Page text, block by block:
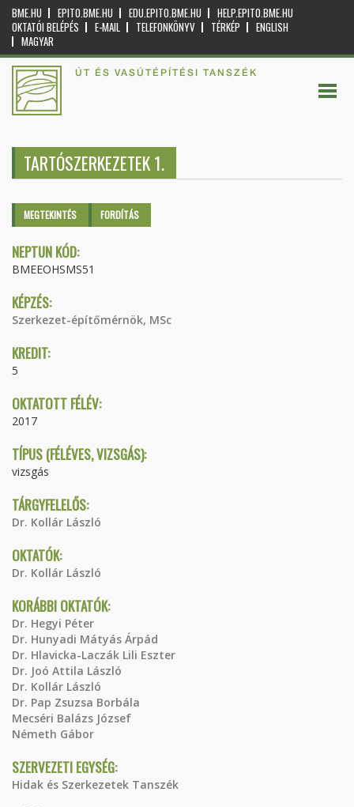
BME.HU EPITO.BME.HU EDU.EPITO.BME.HU
HELP.EPITO.BME.HU
OKTATÓI BELÉPÉS
E-MAIL TELEFONKÖNYV TÉRKÉP
ENGLISH
MAGYAR
ÚT ÉS VASÚTÉPÍTÉSI TANSZÉK
TARTÓSZERKEZETEK 1.
Elsődleges fülek
MEGTEKINTÉS (AKTÍVFORDÍTÁS
NEPTUN KÓD:
BMEEOHSMS51
KÉPZÉS:
Szerkezet-építőmérnök, MSc
KREDIT:
5
OKTATOTT FÉLÉV:
2017
TÍPUS (FÉLÉVES, VIZSGÁS):
vizsgás
TÁRGYFELELŐS:
Dr. Kollár László
OKTATÓK:
Dr. Kollár László
KORÁBBI OKTATÓK:
Dr. Hegyi Péter
Dr. Hunyadi Mátyás Árpád
Dr. Hlavicka-Laczák Lili Eszter
Dr. Joó Attila László
Dr. Kollár László
Dr. Pap Zsuzsa Borbála
Mecséri Balázs József
Németh Gábor
SZERVEZETI EGYSÉG:
Hidak és Szerkezetek Tanszék